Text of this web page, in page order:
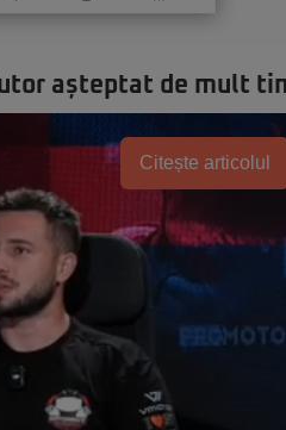
așteptat de mult
Citește articolul